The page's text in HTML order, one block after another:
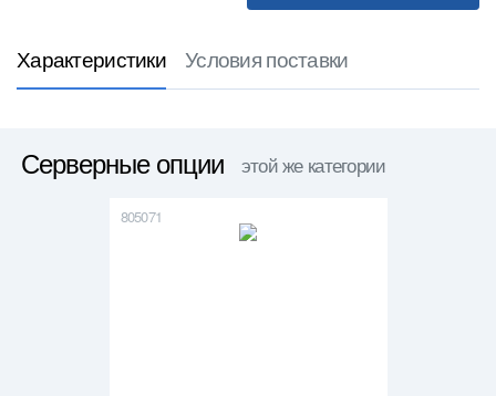
Характеристики Условия поставки
Серверные опции этой же категории
805071